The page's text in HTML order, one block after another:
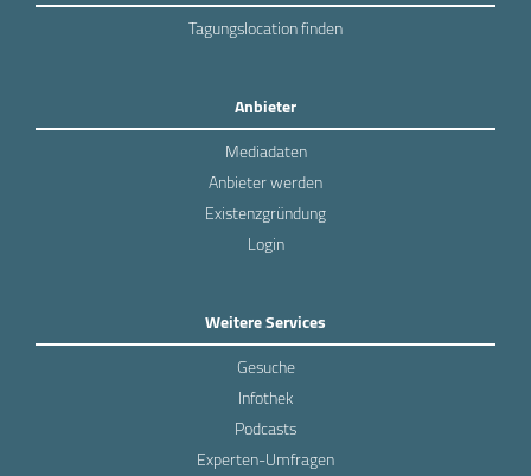
Tagungslocation finden
Anbieter
Mediadaten
Anbieter werden
Existenzgründung
Login
Weitere Services
Gesuche
Infothek
Podcasts
Experten-Umfragen